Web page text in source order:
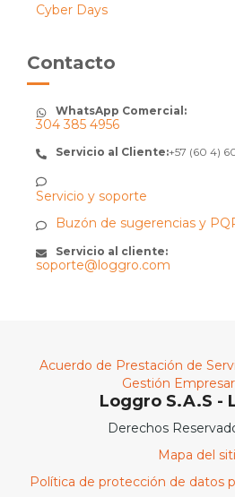
Cyber Days
Contacto
WhatsApp Comercial:
304 385 4956
Servicio al Cliente:+57 (60 4)
Servicio y soporte
Buzón de sugerencias y
Servicio al cliente:
soporte@loggro.com
Acuerdo de Prestación de
Gestión
Loggro S.A.S -
Derechos
Mapa del
Política de protección de datos